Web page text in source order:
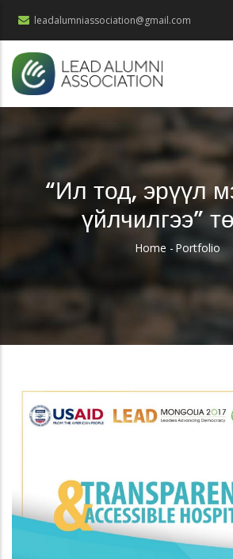
main
content
leadalumniassociation@gmail.com
“Ил тод, эрүүл
үйлчилгээ”
Home - Portfolio